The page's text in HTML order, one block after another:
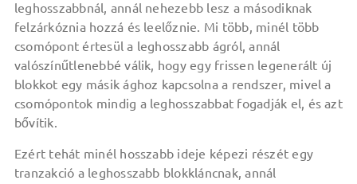
leghosszabbnál, annál nehezebb lesz a másodiknak
felzárkóznia hozzá és leelőznie. Mi több, minél több
csomópont értesül a leghosszabb ágról, annál
valószínűtlenebbé válik, hogy egy frissen legenerált új
blokkot egy másik ághoz kapcsolna a rendszer, mivel a
csomópontok mindig a leghosszabbat fogadják el, és azt
bővítik.
Ezért tehát minél hosszabb ideje képezi részét egy
tranzakció a leghosszabb blokkláncnak, annál